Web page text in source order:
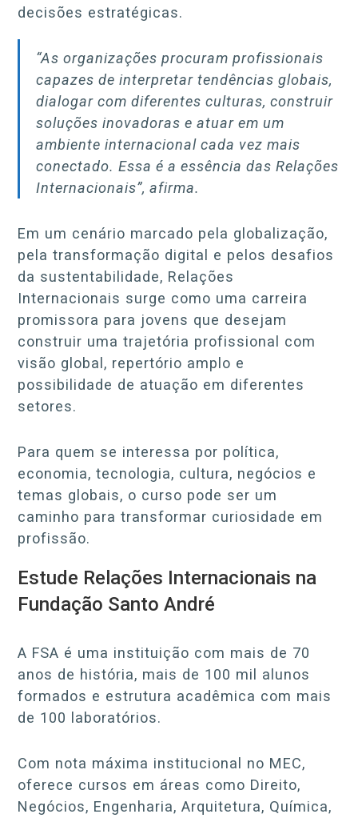
decisões estratégicas.
“As organizações procuram profissionais
capazes de interpretar tendências globais,
dialogar com diferentes culturas, construir
soluções inovadoras e atuar em um
ambiente internacional cada vez mais
conectado. Essa é a essência das Relações
Internacionais”, afirma.
Em um cenário marcado pela globalização,
pela transformação digital e pelos desafios
da sustentabilidade, Relações
Internacionais surge como uma carreira
promissora para jovens que desejam
construir uma trajetória profissional com
visão global, repertório amplo e
possibilidade de atuação em diferentes
setores.
Para quem se interessa por política,
economia, tecnologia, cultura, negócios e
temas globais, o curso pode ser um
caminho para transformar curiosidade em
profissão.
Estude Relações Internacionais na
Fundação Santo André
A FSA é uma instituição com mais de 70
anos de história, mais de 100 mil alunos
formados e estrutura acadêmica com mais
de 100 laboratórios.
Com nota máxima institucional no MEC,
oferece cursos em áreas como Direito,
Negócios, Engenharia, Arquitetura, Química,